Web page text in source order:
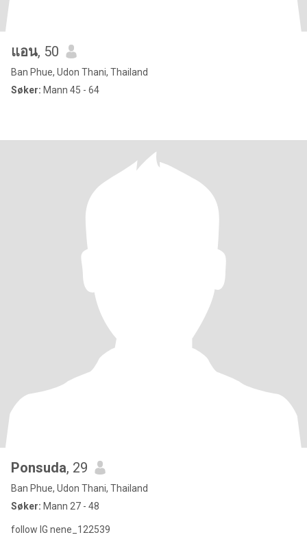
แอน, 50
Ban Phue, Udon Thani, Thailand
Søker: Mann 45 - 64
Ponsuda, 29
Ban Phue, Udon Thani, Thailand
Søker: Mann 27 - 48
follow IG nene_122539